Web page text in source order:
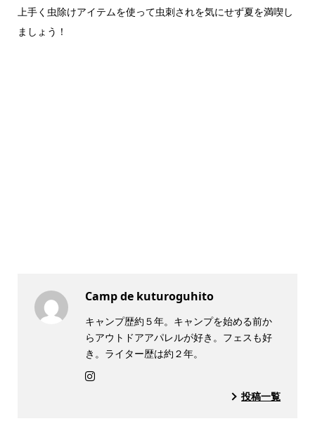
上手く虫除けアイテムを使って虫刺されを気にせず夏を満喫し
ましょう！
Camp de kuturoguhito
キャンプ歴約５年。キャンプを始める前か
らアウトドアアパレルが好き。フェスも好
き。ライター歴は約２年。
投稿一覧